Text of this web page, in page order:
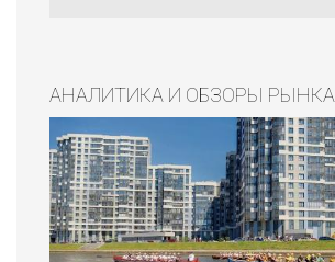
АНАЛИТИКА И ОБЗОРЫ РЫНКА